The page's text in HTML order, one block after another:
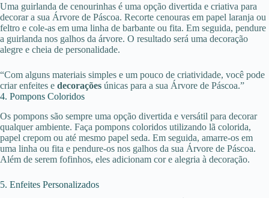
Uma guirlanda de cenourinhas é uma opção divertida e criativa para
decorar a sua Árvore de Páscoa. Recorte cenouras em papel laranja ou
feltro e cole-as em uma linha de barbante ou fita. Em seguida, pendure
a guirlanda nos galhos da árvore. O resultado será uma decoração
alegre e cheia de personalidade.
“Com alguns materiais simples e um pouco de criatividade, você pode
criar enfeites e decorações únicas para a sua Árvore de Páscoa.”
4. Pompons Coloridos
Os pompons são sempre uma opção divertida e versátil para decorar
qualquer ambiente. Faça pompons coloridos utilizando lã colorida,
papel crepom ou até mesmo papel seda. Em seguida, amarre-os em
uma linha ou fita e pendure-os nos galhos da sua Árvore de Páscoa.
Além de serem fofinhos, eles adicionam cor e alegria à decoração.
5. Enfeites Personalizados